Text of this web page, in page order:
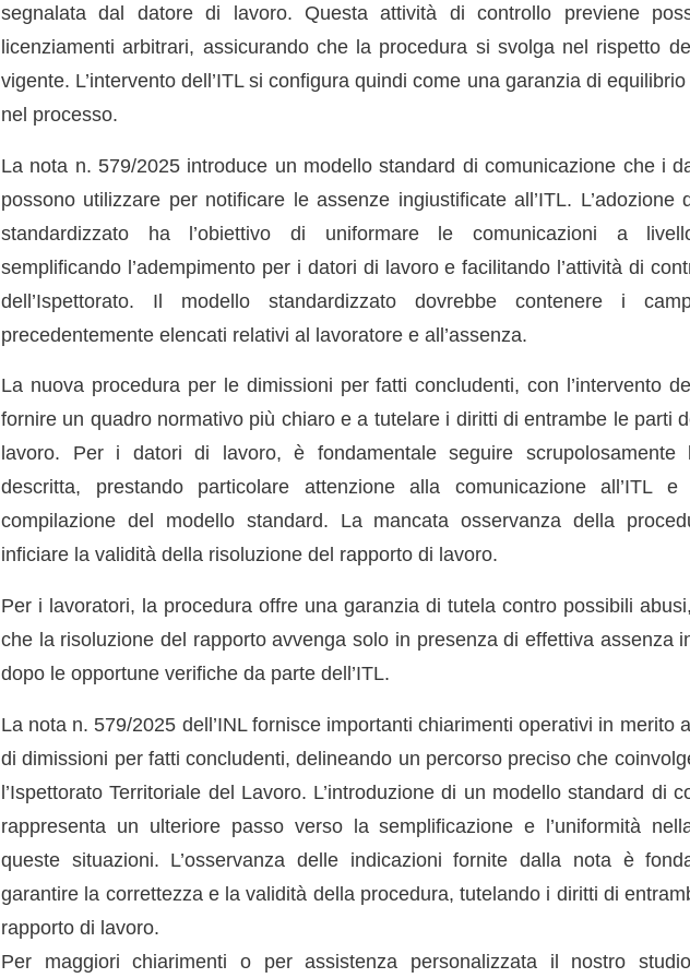
segnalata dal datore di lavoro. Questa attività di controllo previene
licenziamenti arbitrari, assicurando che la procedura si svolga nel rispetto
vigente. L’intervento dell’ITL si configura quindi come una garanzia di
nel processo.
La nota n. 579/2025 introduce un modello standard di comunicazione che i
possono utilizzare per notificare le assenze ingiustificate all’ITL. L’adozione
standardizzato ha l’obiettivo di uniformare le comunicazioni a
semplificando l’adempimento per i datori di lavoro e facilitando l’attività di
dell’Ispettorato. Il modello standardizzato dovrebbe contenere i
precedentemente elencati relativi al lavoratore e all’assenza.
La nuova procedura per le dimissioni per fatti concludenti, con l’intervento
fornire un quadro normativo più chiaro e a tutelare i diritti di entrambe le parti
lavoro. Per i datori di lavoro, è fondamentale seguire scrupolosamente
descritta, prestando particolare attenzione alla comunicazione all’ITL
compilazione del modello standard. La mancata osservanza della
inficiare la validità della risoluzione del rapporto di lavoro.
Per i lavoratori, la procedura offre una garanzia di tutela contro possibili
che la risoluzione del rapporto avvenga solo in presenza di effettiva assenza
dopo le opportune verifiche da parte dell’ITL.
La nota n. 579/2025 dell’INL fornisce importanti chiarimenti operativi in merito
di dimissioni per fatti concludenti, delineando un percorso preciso che
l’Ispettorato Territoriale del Lavoro. L’introduzione di un modello standard di
rappresenta un ulteriore passo verso la semplificazione e l’uniformità
queste situazioni. L’osservanza delle indicazioni fornite dalla nota è
garantire la correttezza e la validità della procedura, tutelando i diritti di
rapporto di lavoro.
Per maggiori chiarimenti o per assistenza personalizzata il nostro